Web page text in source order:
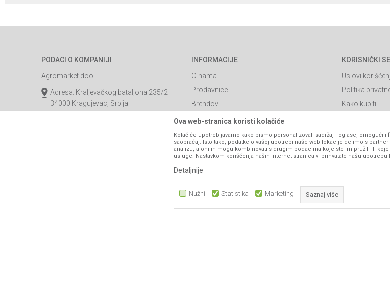
PODACI O KOMPANIJI
Agromarket doo
Adresa: Kraljevačkog bataljona 235/2
34000 Kragujevac, Srbija
INFORMACIJE
O nama
Prodavnice
Brendovi
Katalozi
Saradnja
Blog
Najčešća pitanja
Kontakt
KORISNIČKI
Uslovi
Politika
Kako kupiti
Click & Collect
Načini plaćanja
Plaćanje
Pravo na
Reklamacije
Ova web-stranica koristi kolačiće
Kolačiće upotrebljavamo kako bismo personalizovali sadržaj i oglase,
saobraćaj. Isto tako, podatke o vašoj upotrebi naše web-lokacije delimo s
analizu, a oni ih mogu kombinovati s drugim podacima koje ste im pružili ili
usluge. Nastavkom korišćenja naših internet stranica vi prihvatate našu upotrebu
Detaljnije
Nužni Statistika Marketing Saznaj više